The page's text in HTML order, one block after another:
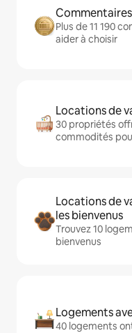
Plus de 11 190
aider à choisir
Locations de
30 propriétés
commodités
Locations de
les bienvenus
Trouvez 10
bienvenus
Logements
40 logements